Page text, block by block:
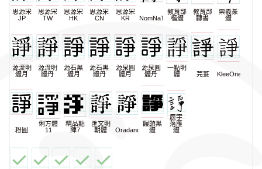
思源宋
JP
思源宋
TW
思源宋
HK
思源宋
CN
思源宋
KR
NomNaTong
教育部
楷體
教育部
隸書
崇羲篆
體
源流明
體月
源流明
體丹
源石黑
體月
源石黑
體丹
源泉圓
體月
源泉圓
體丹
一點明
體
芫荽 KleeOne
粉圓
俐方體
11
精品點
陣7
匯文明
朝體
Oradano
饅頭黑
體
辰宇
落雁
體